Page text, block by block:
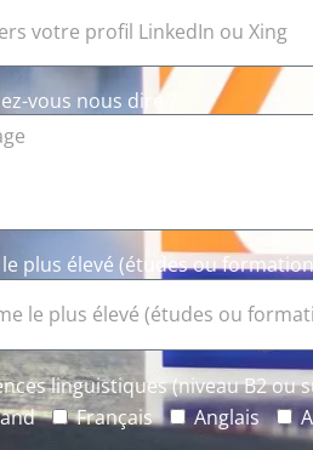
vous nous dire ?
plus élevé (études ou
linguistiques (niveau B2 ou
Français Anglais